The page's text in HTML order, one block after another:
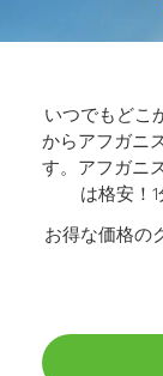
いつでもどこ
からアフガニ
す。 アフガニ
は格安！
お得な価格の